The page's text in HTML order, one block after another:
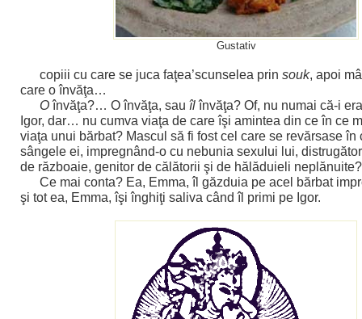
Gustativ
copiii cu care se juca faţea’scunselea prin souk, apoi
care o învăţa…
Oînvăţa?… O învăţa, sau îlînvăţa? Of, nu numai că-i
Igor, dar… nu cumva viaţa de care îşi amintea din ce în ce
viaţa unui bărbat? Mascul să fi fost cel care se revărsase în
sângele ei, impregnând-o cu nebunia sexului lui,
de războaie, genitor de călătorii şi de hălăduieli neplănuite?
Ce mai conta? Ea, Emma, îl găzduia pe acel bărbat
şi tot ea, Emma, îşi înghiţi saliva când îl primi pe Igor.